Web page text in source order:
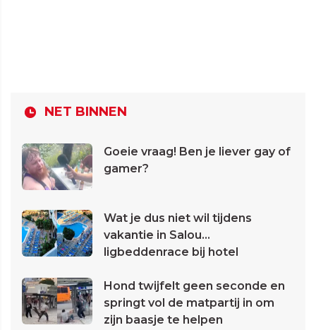
NET BINNEN
Goeie vraag! Ben je liever gay of
gamer?
Wat je dus niet wil tijdens
vakantie in Salou...
ligbeddenrace bij hotel
Hond twijfelt geen seconde en
springt vol de matpartij in om
zijn baasje te helpen